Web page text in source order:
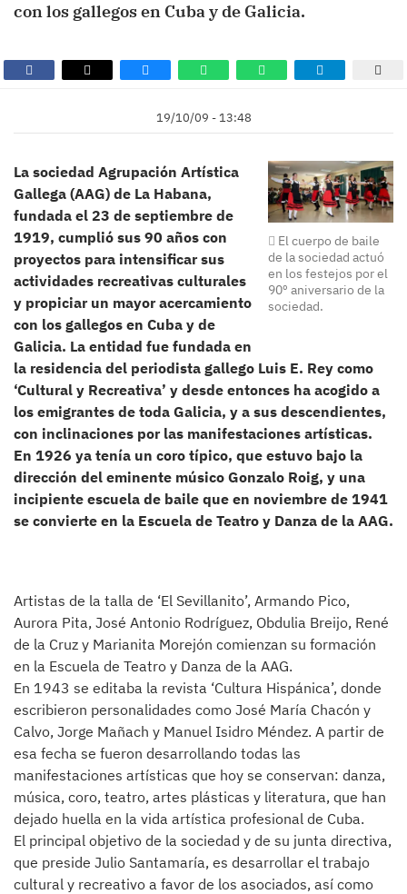
con los gallegos en Cuba y de Galicia.
19/10/09 - 13:48
El cuerpo de baile
de la sociedad actuó
en los festejos por el
90º aniversario de la
sociedad.
La sociedad Agrupación Artística
Gallega (AAG) de La Habana,
fundada el 23 de septiembre de
1919, cumplió sus 90 años con
proyectos para intensificar sus
actividades recreativas culturales
y propiciar un mayor acercamiento
con los gallegos en Cuba y de
Galicia. La entidad fue fundada en
la residencia del periodista gallego Luis E. Rey como
‘Cultural y Recreativa’ y desde entonces ha acogido a
los emigrantes de toda Galicia, y a sus descendientes,
con inclinaciones por las manifestaciones artísticas.
En 1926 ya tenía un coro típico, que estuvo bajo la
dirección del eminente músico Gonzalo Roig, y una
incipiente escuela de baile que en noviembre de 1941
se convierte en la Escuela de Teatro y Danza de la AAG.
Artistas de la talla de ‘El Sevillanito’, Armando Pico,
Aurora Pita, José Antonio Rodríguez, Obdulia Breijo, René
de la Cruz y Marianita Morejón comienzan su formación
en la Escuela de Teatro y Danza de la AAG.
En 1943 se editaba la revista ‘Cultura Hispánica’, donde
escribieron personalidades como José María Chacón y
Calvo, Jorge Mañach y Manuel Isidro Méndez. A partir de
esa fecha se fueron desarrollando todas las
manifestaciones artísticas que hoy se conservan: danza,
música, coro, teatro, artes plásticas y literatura, que han
dejado huella en la vida artística profesional de Cuba.
El principal objetivo de la sociedad y de su junta directiva,
que preside Julio Santamaría, es desarrollar el trabajo
cultural y recreativo a favor de los asociados, así como